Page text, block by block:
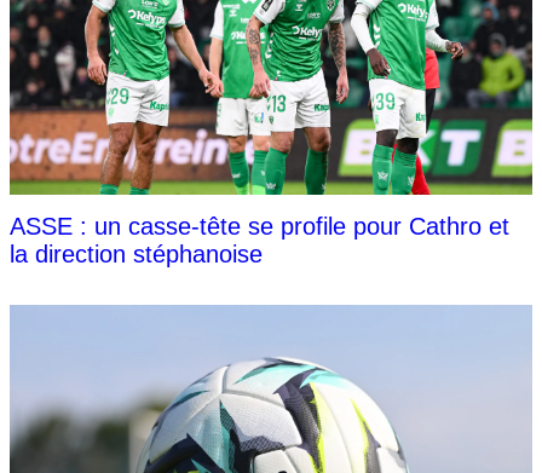
ASSE : un casse-tête se profile pour Cathro et
la direction stéphanoise